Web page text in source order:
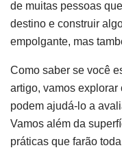
de muitas pessoas
destino e construir
empolgante, mas
Como saber se você
artigo, vamos
podem ajudá-lo a
Vamos além da
práticas que farão